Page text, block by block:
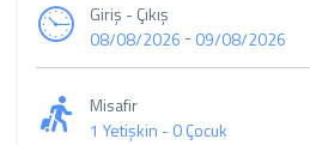
Giriş - Çıkış
08/08/2026 -09/08/2026
Misafir
1 Yetişkin -0 Çocuk